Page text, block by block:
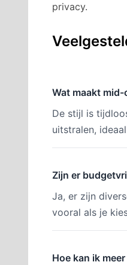
privacy.
Wat maakt
De stijl is
uitstralen,
Zijn er
Ja, er zijn
vooral als je
Hoe kan ik